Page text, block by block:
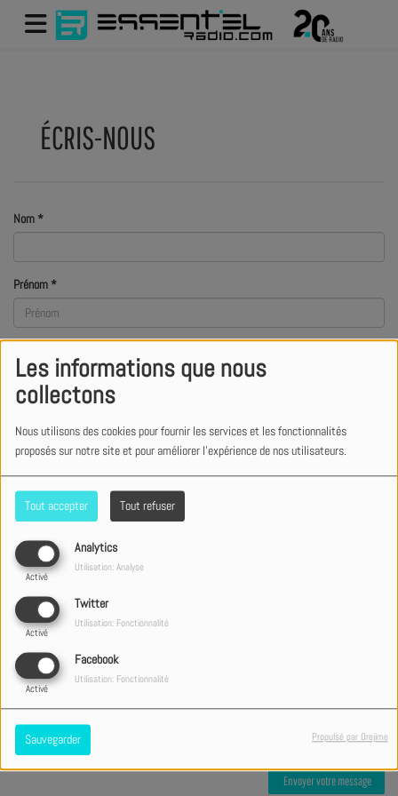
Les informations que nous
collectons
Nous utilisons des cookies pour fournir les services et les fonctionnalités
proposés sur notre site et pour améliorer l'expérience de nos utilisateurs.
Tout accepter Tout refuser
Analytics
Activé
Utilisation: Analyse
Twitter
Activé
Utilisation: Fonctionnalité
Facebook
Activé
Utilisation: Fonctionnalité
Sauvegarder Propulsé par Orejime
ÉCRIS-NOUS
Nom *
Prénom *
Sujet*
Message*
Envoyer votre message